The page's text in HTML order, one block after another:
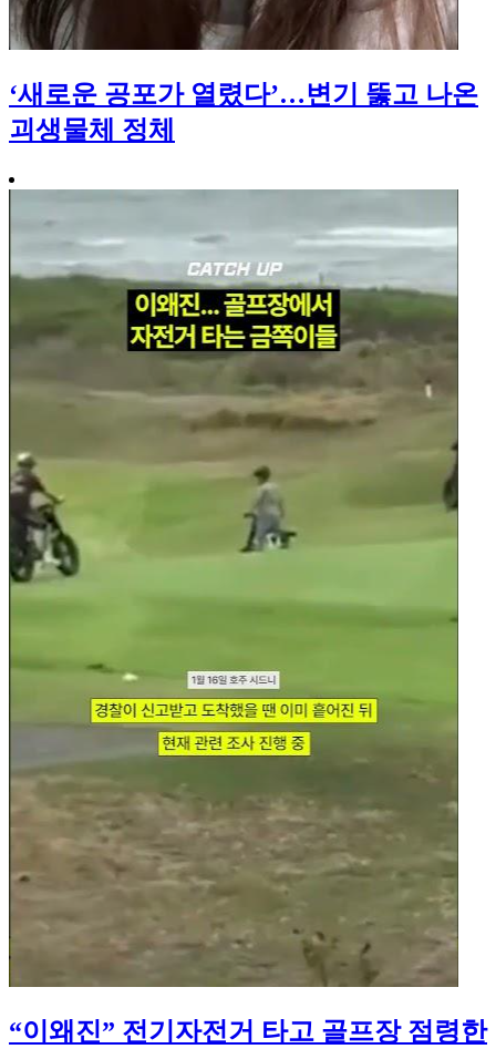
‘새로운 공포가 열렸다’…변기 뚫고 나온
괴생물체 정체
“이왜진” 전기자전거 타고 골프장 점령한